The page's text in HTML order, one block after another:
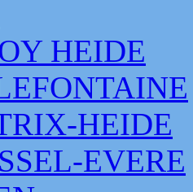
HEIDE
HEIDE
EVERE